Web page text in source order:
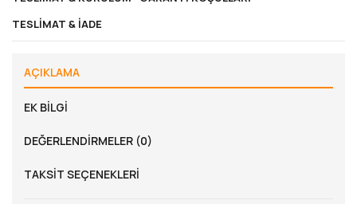
TESLIMAT & İADE
AÇIKLAMA
EK BILGI
DEĞERLENDIRMELER (0)
TAKSIT SEÇENEKLERI